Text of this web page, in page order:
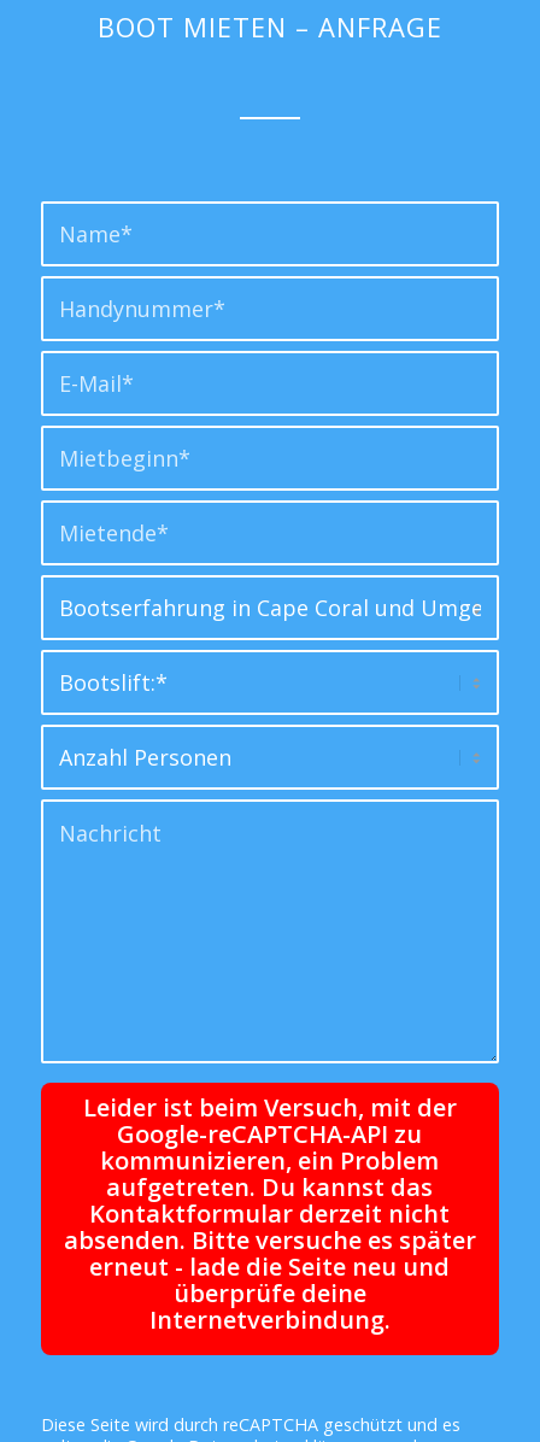
BOOT MIETEN – ANFRAGE
Leider ist beim Versuch, mit der
Google-reCAPTCHA-API zu
kommunizieren, ein Problem
aufgetreten. Du kannst das
Kontaktformular derzeit nicht
absenden. Bitte versuche es später
erneut - lade die Seite neu und
überprüfe deine
Internetverbindung.
Diese Seite wird durch reCAPTCHA geschützt und es